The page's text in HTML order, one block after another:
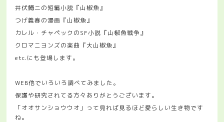
井伏鱒二の短編小説『山椒魚』
つげ義春の漫画『山椒魚』
カレル・チャペックのSF小説『山椒魚戦争』
クロマニヨンズの楽曲『大山椒魚』
etc.にも登場します。
WEB他でいろいろ調べてみました。
保護や研究されてる方々ありがとうございます。
「オオサンショウウオ」って見れば見るほど愛らしい生き物です
ね。